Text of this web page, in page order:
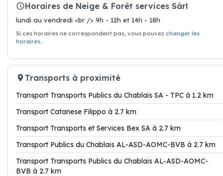
Horaires de Neige & Forêt services Sàrl
lundi au vendredi <br /> 9h - 12h et 14h - 18h
Si ces horaires ne correspondent pas, vous pouvez changer les
horaires.
Transports à proximité
Transport Transports Publics du Chablais SA - TPC à 1.2 km
Transport Catanese Filippo à 2.7 km
Transport Transports et Services Bex SA à 2.7 km
Transport Publics du Chablais AL-ASD-AOMC-BVB à 2.7 km
Transport Transports Publics du Chablais AL-ASD-AOMC-
BVB à 2.7 km